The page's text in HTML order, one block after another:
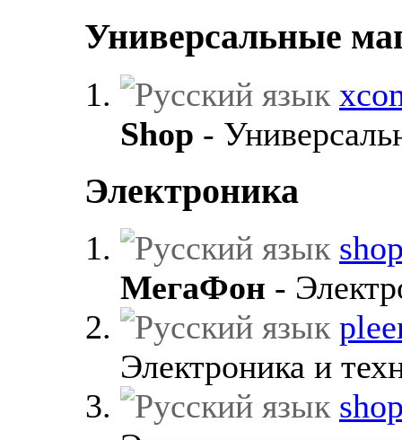
Универсальные
Shop -
Электроника
МегаФон -
Электроника и